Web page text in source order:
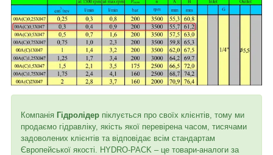
Компанія Гідролідер піклується про своїх клієнтів, тому ми
продаємо гідравліку, якість якої перевірена часом, тисячами
задоволених клієнтів та відповідає всім стандартам
Європейської якості. HYDRO-PACK – це товари-аналоги за